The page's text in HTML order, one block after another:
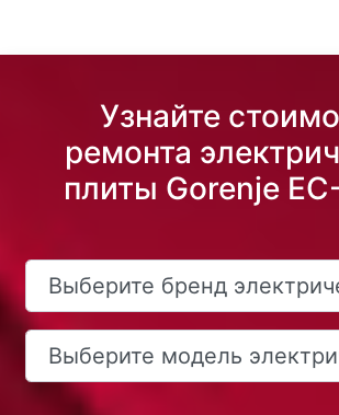
Узнайте
ремонта
плиты Gorenje